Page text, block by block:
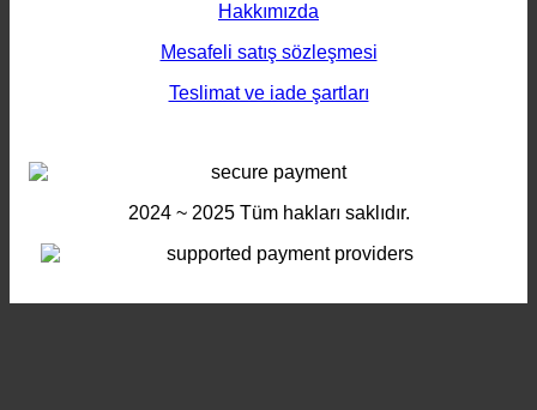
Hakkımızda
Mesafeli satış sözleşmesi
Teslimat ve iade şartları
2024 ~ 2025 Tüm hakları saklıdır.